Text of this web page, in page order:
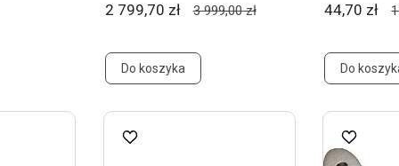
2 799,70 zł 3 999,00 zł
Do koszyka
44,70 zł
Do